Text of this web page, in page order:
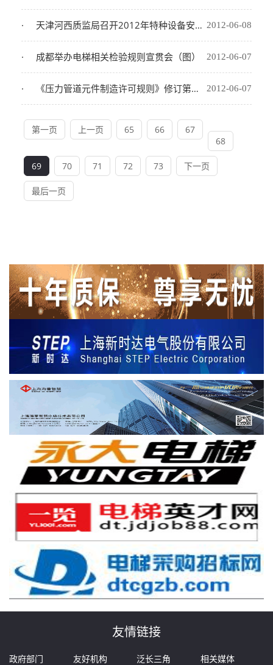
天津河西质监局召开2012年特种设备安全会议 2012-06-08
成都举办电梯相关检验规则宣贯会（图） 2012-06-07
《压力管道元件制造许可规则》修订第二次研讨会在中国特种设备检测研究院召开 2012-06-07
第一页 上一页 65 66
67
68
69 70 71 72 73 下一页
最后一页
友情链接
政府部门 友好机构 泛长三角 相关媒体